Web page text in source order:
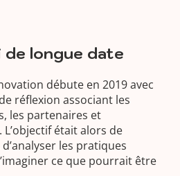
de longue date
débute en 2019 avec
réflexion associant les
les partenaires et
était alors de
les pratiques
ce que pourrait être